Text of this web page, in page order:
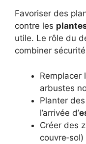
Favoriser des
contre les
utile. Le rôle du
combiner
Remplacer
arbustes
Planter
l’arrivée d’
Créer des